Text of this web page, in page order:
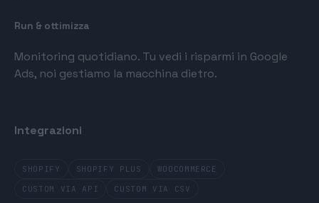
Run & ottimizza
Monitoring quotidiano. Tu vedi i risparmi in Google
Ads, noi gestiamo la macchina dietro.
Integrazioni
SHOPIFY SHOPIFY PLUS
WOOCOMMERCE
CUSTOM VIA API
CUSTOM VIA CSV